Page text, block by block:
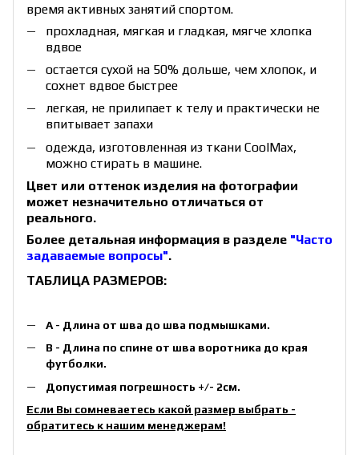
время активных занятий спортом.
прохладная, мягкая и гладкая, мягче хлопка
вдвое
остается сухой на 50% дольше, чем хлопок, и
сохнет вдвое быстрее
легкая, не прилипает к телу и практически не
впитывает запахи
одежда, изготовленная из ткани CoolMax,
можно стирать в машине.
Цвет или оттенок изделия на фотографии
может незначительно отличаться от
реального.
Более детальная информация в разделе "Часто
задаваемые вопросы".
ТАБЛИЦА РАЗМЕРОВ:
А - Длина от шва до шва подмышками.
B - Длина по спине от шва воротника до края
футболки.
Допустимая погрешность +/- 2см.
Если Вы сомневаетесь какой размер выбрать -
обратитесь к нашим менеджерам!